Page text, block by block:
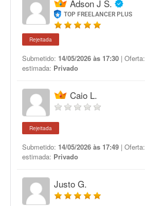
Adson J S.
TOP FREELANCER PLUS
Rejeitada
Submetido: 14/05/2026 às 17:30 | Oferta:
estimada: Privado
Caio L.
Rejeitada
Submetido: 14/05/2026 às 17:49 | Oferta:
estimada: Privado
Justo G.